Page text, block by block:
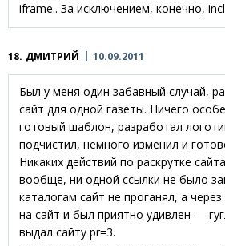
iframe.. За исключением, конечно,
18. ДМИТРИЙ 10.09.2011
Был у меня один забавный случай,
сайт для одной газеты. Ничего
готовый шаблон, разработал
подчистил, немного изменил и
Никаких действий по раскрутке
вообще, ни одной ссылки не было
каталогам сайт не проганял, а
на сайт и был приятно удивлен —
выдал сайту pr=3.